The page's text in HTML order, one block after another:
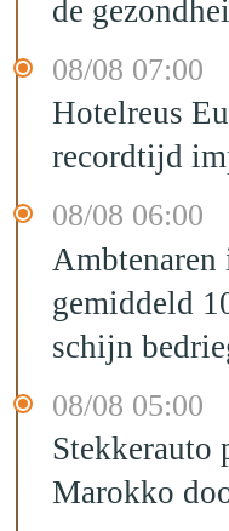
de
08/08 07:00
Hotelreus
recordtijd
08/08 06:00
gemiddeld
schijn
08/08 05:00
Stekkerauto
Marokko